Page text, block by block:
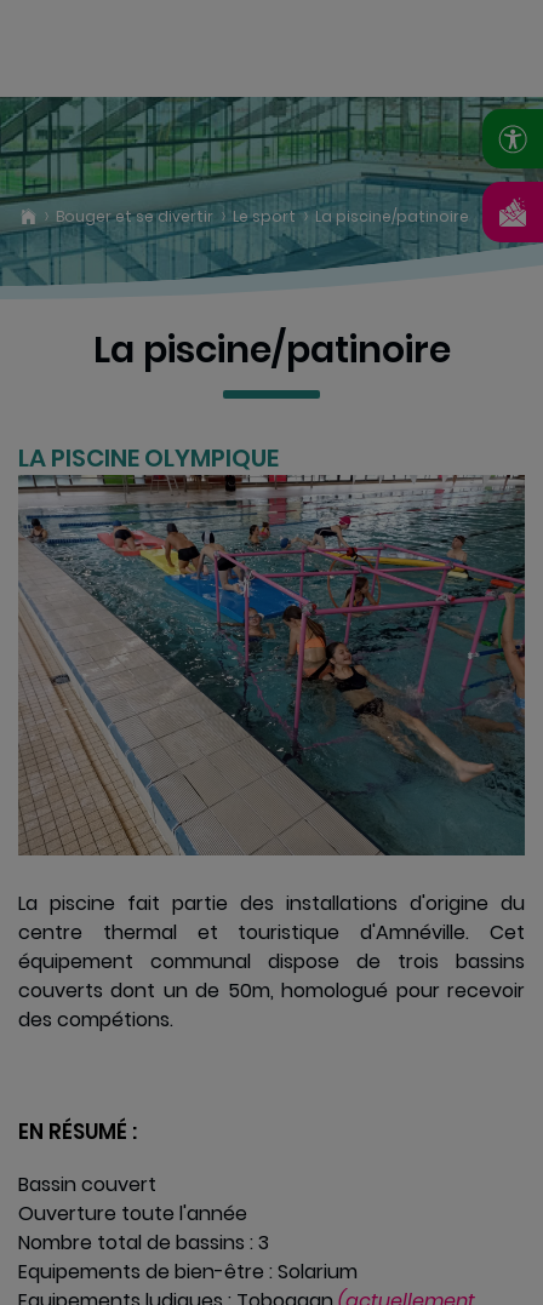
Bouger et se divertir Le sport La piscine/patinoire
La piscine/patinoire
LA PISCINE OLYMPIQUE
La piscine fait partie des installations d'origine du
centre thermal et touristique d'Amnéville. Cet
équipement communal dispose de trois bassins
couverts dont un de 50m, homologué pour recevoir
des compétions.
EN RÉSUMÉ :
Bassin couvert
Ouverture toute l'année
Nombre total de bassins : 3
Equipements de bien-être : Solarium
patinoire
Les
équipements
sportifs
Le sport dans
les écoles
La culture
La vie
Les